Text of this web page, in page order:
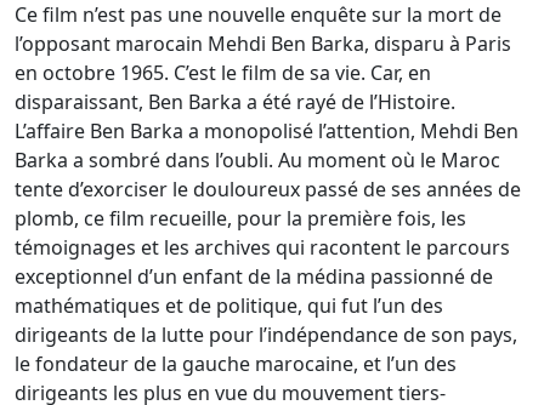
Ce film n’est pas une nouvelle enquête sur la mort de
l’opposant marocain Mehdi Ben Barka, disparu à Paris
en octobre 1965. C’est le film de sa vie. Car, en
disparaissant, Ben Barka a été rayé de l’Histoire.
L’affaire Ben Barka a monopolisé l’attention, Mehdi Ben
Barka a sombré dans l’oubli. Au moment où le Maroc
tente d’exorciser le douloureux passé de ses années de
plomb, ce film recueille, pour la première fois, les
témoignages et les archives qui racontent le parcours
exceptionnel d’un enfant de la médina passionné de
mathématiques et de politique, qui fut l’un des
dirigeants de la lutte pour l’indépendance de son pays,
le fondateur de la gauche marocaine, et l’un des
dirigeants les plus en vue du mouvement tiers-